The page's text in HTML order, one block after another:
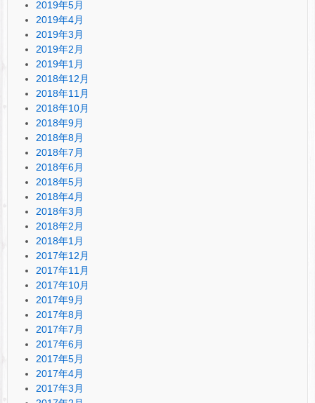
2019年5月
2019年4月
2019年3月
2019年2月
2019年1月
2018年12月
2018年11月
2018年10月
2018年9月
2018年8月
2018年7月
2018年6月
2018年5月
2018年4月
2018年3月
2018年2月
2018年1月
2017年12月
2017年11月
2017年10月
2017年9月
2017年8月
2017年7月
2017年6月
2017年5月
2017年4月
2017年3月